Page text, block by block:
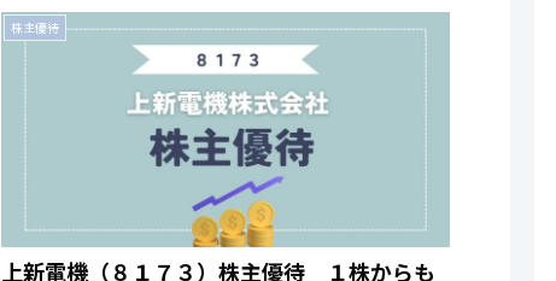
株主優待
上新電機（８１７３）株主優待 １株からも